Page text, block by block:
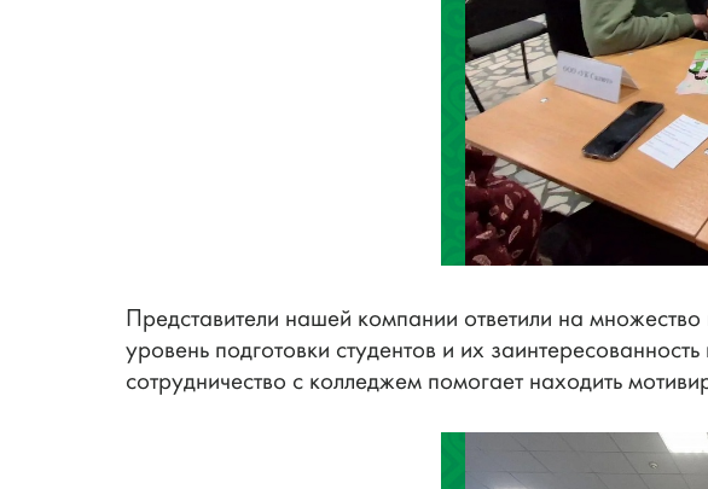
Представители нашей компании ответили на
уровень подготовки студентов и их
сотрудничество с колледжем помогает находить